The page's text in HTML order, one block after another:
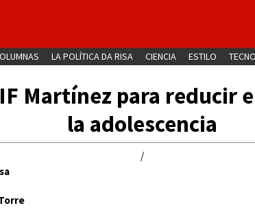
LA POLÍTICA DA RISA CIENCIA ESTILO
Martínez para reducir
la adolescencia
/